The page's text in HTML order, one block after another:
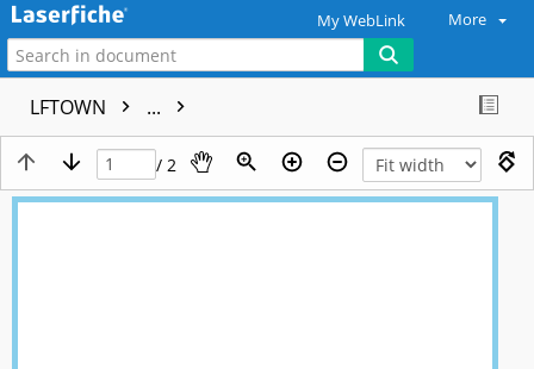
My WebLink More
LFTOWN ...
/ 2